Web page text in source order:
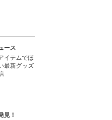
ース
イテムでほ
最新グッズ
見！